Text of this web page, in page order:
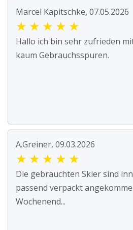
Marcel Kapitschke, 07.05.2026
★ ★ ★ ★ ★
Hallo ich bin sehr zufrieden
kaum Gebrauchsspuren.
A.Greiner, 09.03.2026
★ ★ ★ ★ ★
Die gebrauchten Skier sind
passend verpackt
Wochenend...